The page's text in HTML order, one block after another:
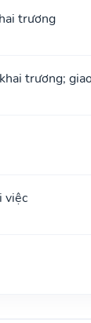
trương
trương;
việc